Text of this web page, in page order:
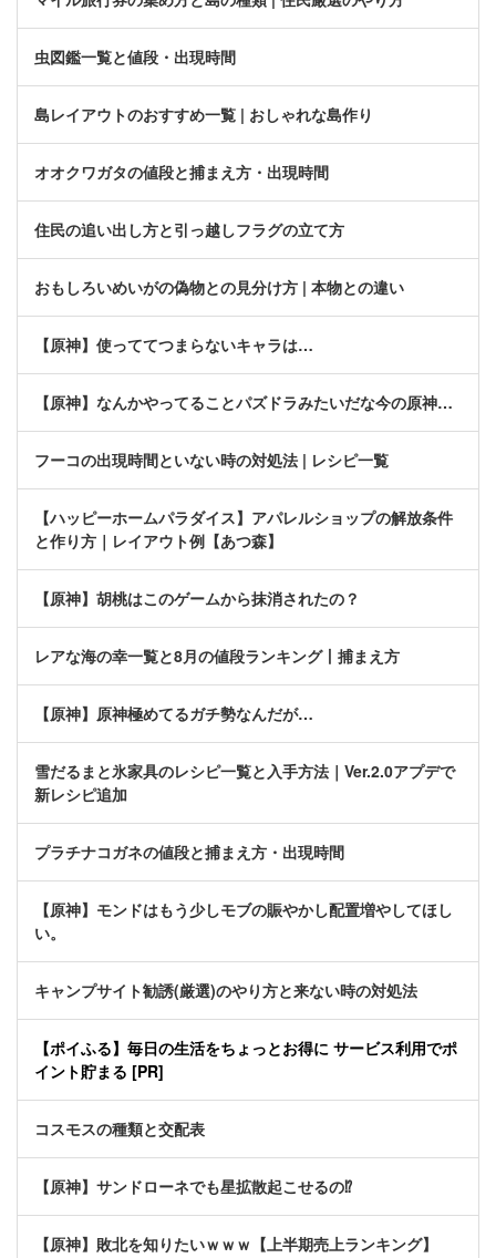
虫図鑑一覧と値段・出現時間
島レイアウトのおすすめ一覧 | おしゃれな島作り
オオクワガタの値段と捕まえ方・出現時間
住民の追い出し方と引っ越しフラグの立て方
おもしろいめいがの偽物との見分け方 | 本物との違い
【原神】使っててつまらないキャラは…
【原神】なんかやってることパズドラみたいだな今の原神…
フーコの出現時間といない時の対処法 | レシピ一覧
【ハッピーホームパラダイス】アパレルショップの解放条件
と作り方｜レイアウト例【あつ森】
【原神】胡桃はこのゲームから抹消されたの？
レアな海の幸一覧と8月の値段ランキング丨捕まえ方
【原神】原神極めてるガチ勢なんだが…
雪だるまと氷家具のレシピ一覧と入手方法｜Ver.2.0アプデで
新レシピ追加
プラチナコガネの値段と捕まえ方・出現時間
【原神】モンドはもう少しモブの賑やかし配置増やしてほし
い。
キャンプサイト勧誘(厳選)のやり方と来ない時の対処法
【ポイふる】毎日の生活をちょっとお得に サービス利用でポ
イント貯まる [PR]
コスモスの種類と交配表
【原神】サンドローネでも星拡散起こせるの⁉
【原神】敗北を知りたいｗｗｗ【上半期売上ランキング】